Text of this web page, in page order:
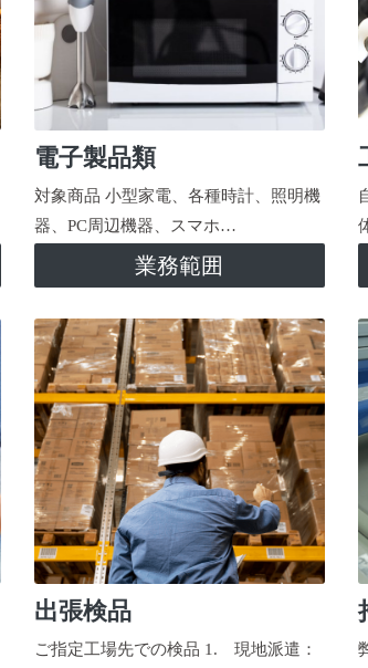
電子製品類
対象商品 小型家電、各種時計、照明機
器、PC周辺機器、スマホ…
業務範囲
出張検品
ご指定工場先での検品 1. 現地派遣：